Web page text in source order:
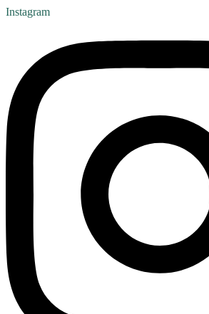
Instagram